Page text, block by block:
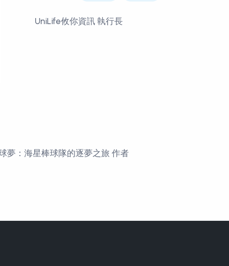
UniLife攸你資訊 執行長
夢：海星棒球隊的逐夢之旅 作者